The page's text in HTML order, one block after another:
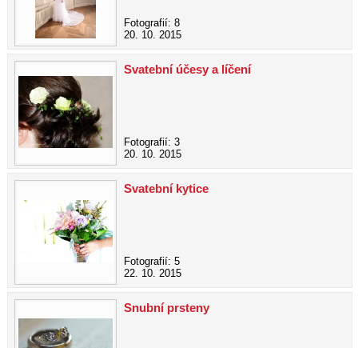
Fotografií: 8
20. 10. 2015
Svatební účesy a líčení
Fotografií: 3
20. 10. 2015
Svatební kytice
Fotografií: 5
22. 10. 2015
Snubní prsteny